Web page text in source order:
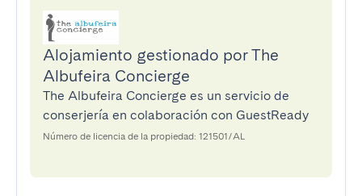
Alojamiento gestionado por The
Albufeira Concierge
The Albufeira Concierge es un servicio de
conserjería en colaboración con GuestReady
Número de licencia de la propiedad: 121501/AL